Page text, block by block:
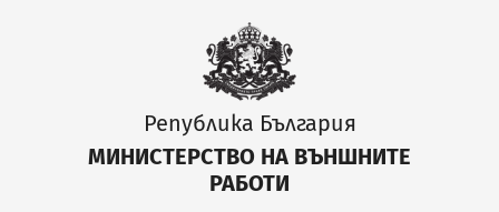
Република България
МИНИСТЕРСТВО НА ВЪНШНИТЕ
РАБОТИ